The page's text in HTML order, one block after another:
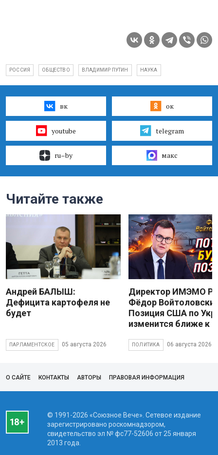
РОССИЯ ОБЩЕСТВО ВЛАДИМИР ПУТИН НАУКА
вк ок
youtube telegram
ru–by макс
Читайте также
Андрей БАЛЫШ:
Дефицита картофеля не
будет
ПАРЛАМЕНТСКОЕ 05 августа 2026
Директор ИМЭМО
Фёдор
Позиция США по
изменится ближе к
ПОЛИТИКА 06 августа 2026
О САЙТЕ КОНТАКТЫ АВТОРЫ ПРАВОВАЯ ИНФОРМАЦИЯ
© 1991-2026 «Союзное Вече». Сетевое издание
зарегистрировано роскомнадзором,
свидетельство эл № фc77-52606 от 25 января
2013 года.